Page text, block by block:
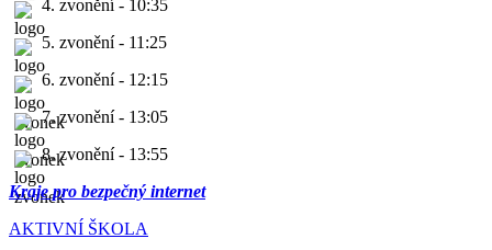
4. zvonění - 10:35
5. zvonění - 11:25
6. zvonění - 12:15
7. zvonění - 13:05
8. zvonění - 13:55
Kraje pro bezpečný internet
AKTIVNÍ ŠKOLA